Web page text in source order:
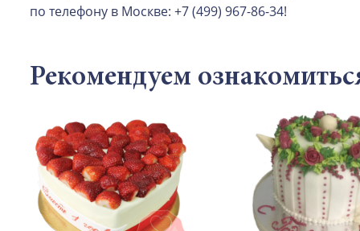
по телефону в Москве: +7 (499) 967-86-34!
Рекомендуем